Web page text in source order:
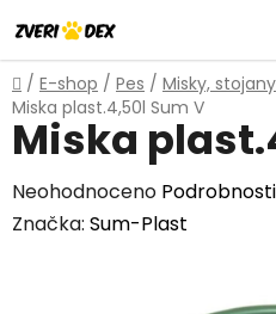
na
obsah
Domů
/ E-shop / Pes / Misky, stojany
Miska plast.4,50l Sum V
Miska
Průměrné
hodnocení
Neohodnoceno
Značka: Sum-Plast